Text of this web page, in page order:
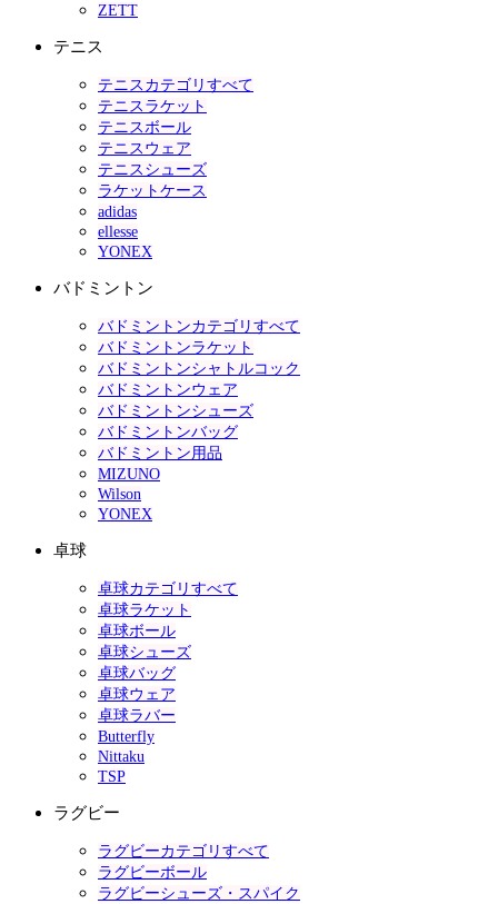
ZETT
テニス
テニスカテゴリすべて
テニスラケット
テニスボール
テニスウェア
テニスシューズ
ラケットケース
adidas
ellesse
YONEX
バドミントン
バドミントンカテゴリすべて
バドミントンラケット
バドミントンシャトルコック
バドミントンウェア
バドミントンシューズ
バドミントンバッグ
バドミントン用品
MIZUNO
Wilson
YONEX
卓球
卓球カテゴリすべて
卓球ラケット
卓球ボール
卓球シューズ
卓球バッグ
卓球ウェア
卓球ラバー
Butterfly
Nittaku
TSP
ラグビー
ラグビーカテゴリすべて
ラグビーボール
ラグビーシューズ・スパイク